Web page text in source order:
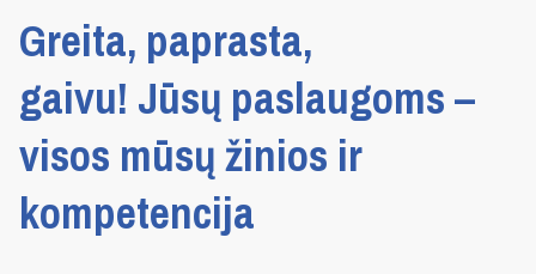
Greita, paprasta,
gaivu! Jūsų paslaugoms –
visos mūsų žinios ir
kompetencija